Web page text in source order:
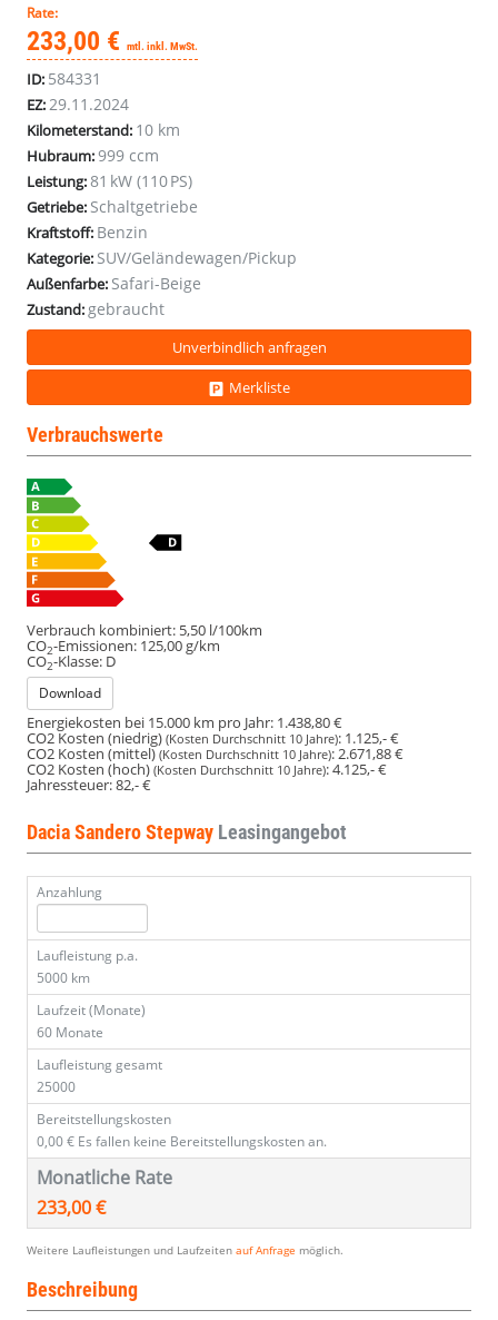
Rate:
233,00 € mtl. inkl. MwSt.
ID: 584331
EZ: 29.11.2024
Kilometerstand: 10 km
Hubraum:999 ccm
Leistung:81 kW (110 PS)
Getriebe: Schaltgetriebe
Kraftstoff: Benzin
Kategorie: SUV/Geländewagen/Pickup
Außenfarbe: Safari-Beige
Zustand: gebraucht
Unverbindlich anfragen
Merkliste
Verbrauchswerte
Verbrauch kombiniert: 5,50 l/100km
CO2-Emissionen: 125,00 g/km
CO2-Klasse: D
Download
Energiekosten bei 15.000 km pro Jahr: 1.438,80 €
CO2 Kosten (niedrig) (Kosten Durchschnitt 10 Jahre): 1.125,- €
CO2 Kosten (mittel)(Kosten Durchschnitt 10 Jahre):2.671,88 €
CO2 Kosten (hoch) (Kosten Durchschnitt 10 Jahre):4.125,- €
Jahressteuer:82,- €
Dacia Sandero Stepway Leasingangebot
Anzahlung
Laufleistung p.a.
5000 km
Laufzeit (Monate)
60 Monate
Laufleistung gesamt
25000
Bereitstellungskosten
0,00 € Es fallen keine Bereitstellungskosten an.
Monatliche Rate
233,00 €
Weitere Laufleistungen und Laufzeiten auf Anfrage möglich.
Beschreibung